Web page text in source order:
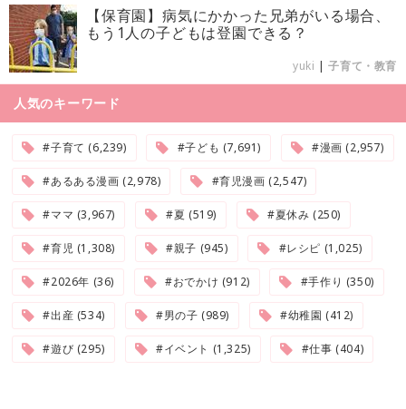
【保育園】病気にかかった兄弟がいる場合、
もう1人の子どもは登園できる？
yuki |子育て・教育
人気のキーワード
#子育て (6,239) #子ども (7,691) #漫画 (2,957)
#あるある漫画 (2,978) #育児漫画 (2,547)
#ママ (3,967) #夏 (519) #夏休み (250)
#育児 (1,308) #親子 (945) #レシピ (1,025)
#2026年 (36) #おでかけ (912) #手作り (350)
#出産 (534) #男の子 (989) #幼稚園 (412)
#遊び (295) #イベント (1,325) #仕事 (404)